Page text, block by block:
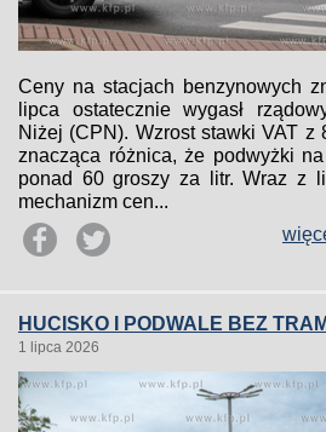
Ceny na stacjach benzynowych
lipca ostatecznie wygasł
Niżej (CPN). Wzrost stawki VAT z
znacząca różnica, że podwyżki
ponad 60 groszy za litr. Wraz z
mechanizm cen...
HUCISKO I PODWALE BEZ
1 lipca 2026